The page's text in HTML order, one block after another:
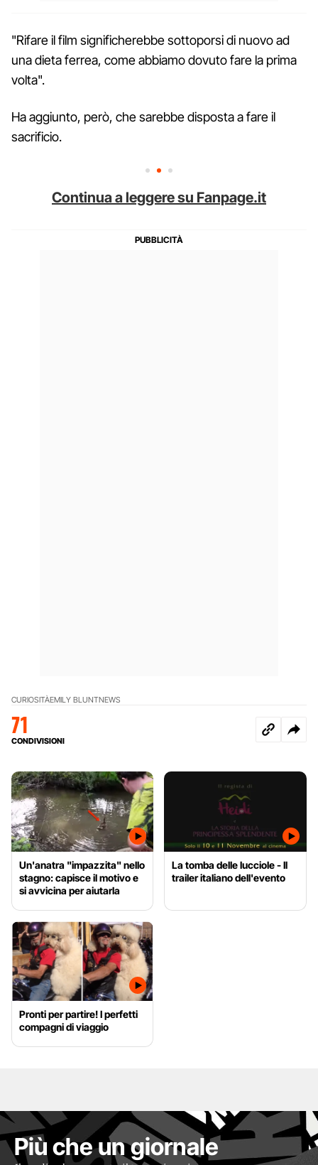
"Rifare il film significherebbe sottoporsi di nuovo ad
una dieta ferrea, come abbiamo dovuto fare la prima
volta".
Ha aggiunto, però, che sarebbe disposta a fare il
sacrificio.
Continua a leggere su Fanpage.it
CURIOSITÀEMILY BLUNTNEWS
71
CONDIVISIONI
Un'anatra "impazzita" nello
stagno: capisce il motivo e
si avvicina per aiutarla
La tomba delle lucciole - Il
trailer italiano dell'evento
Pronti per partire! I perfetti
compagni di viaggio
Più che un giornale